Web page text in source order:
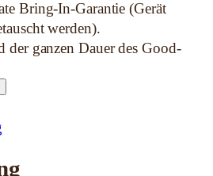
Bring-In-Garantie (Gerät
werden).
der ganzen Dauer des Good-